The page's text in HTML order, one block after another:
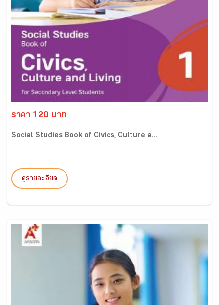
ราคา 120 บาท
Social Studies Book of Civics, Culture a...
ดูรายละเอียด